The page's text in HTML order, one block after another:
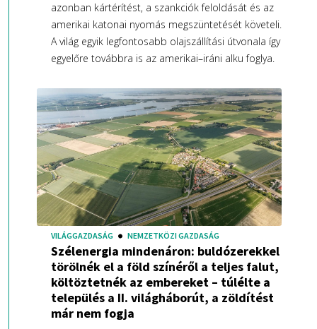
azonban kártérítést, a szankciók feloldását és az
amerikai katonai nyomás megszüntetését követeli.
A világ egyik legfontosabb olajszállítási útvonala így
egyelőre továbbra is az amerikai–iráni alku foglya.
VILÁGGAZDASÁG NEMZETKÖZI GAZDASÁG
Szélenergia mindenáron: buldózerekkel
törölnék el a föld színéről a teljes falut,
költöztetnék az embereket – túlélte a
település a II. világháborút, a zöldítést
már nem fogja